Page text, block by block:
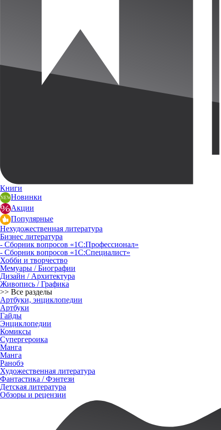
Книги
Новинки
Акции
Популярные
Нехудожественная литература
Бизнес литература
- Сборник вопросов «1С:Профессионал»
- Сборник вопросов «1С:Специалист»
Хобби и творчество
Мемуары / Биографии
Дизайн / Архитектура
Живопись / Графика
>> Все разделы
Артбуки, энциклопедии
Артбуки
Гайды
Энциклопедии
Комиксы
Супергероика
Манга
Манга
Ранобэ
Художественная литература
Фантастика / Фэнтези
Детская литература
Обзоры и рецензии